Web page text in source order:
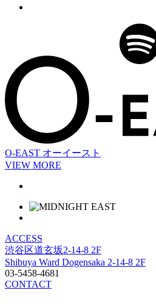
O-EAST オーイースト
VIEW MORE
ACCESS
渋谷区道玄坂2-14-8 2F
Shibuya Ward Dogensaka 2-14-8 2F
03-5458-4681
CONTACT